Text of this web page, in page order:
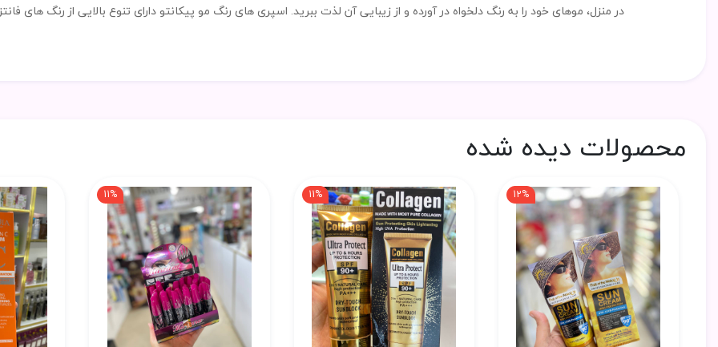
در منزل، موهای خود را به رنگ دلخواه در آورده و از زیبایی آن لذت ببرید. اسپری های رنگ مو پیکانتو دارای تنوع بالایی از رنگ های
محصولات دیده شده
12%
11%
11%